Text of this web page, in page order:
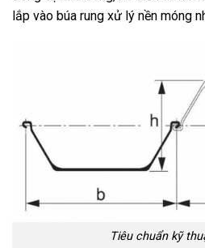
lắp vào búa rung xử lý nền móng
Tiêu chuẩn kỹ